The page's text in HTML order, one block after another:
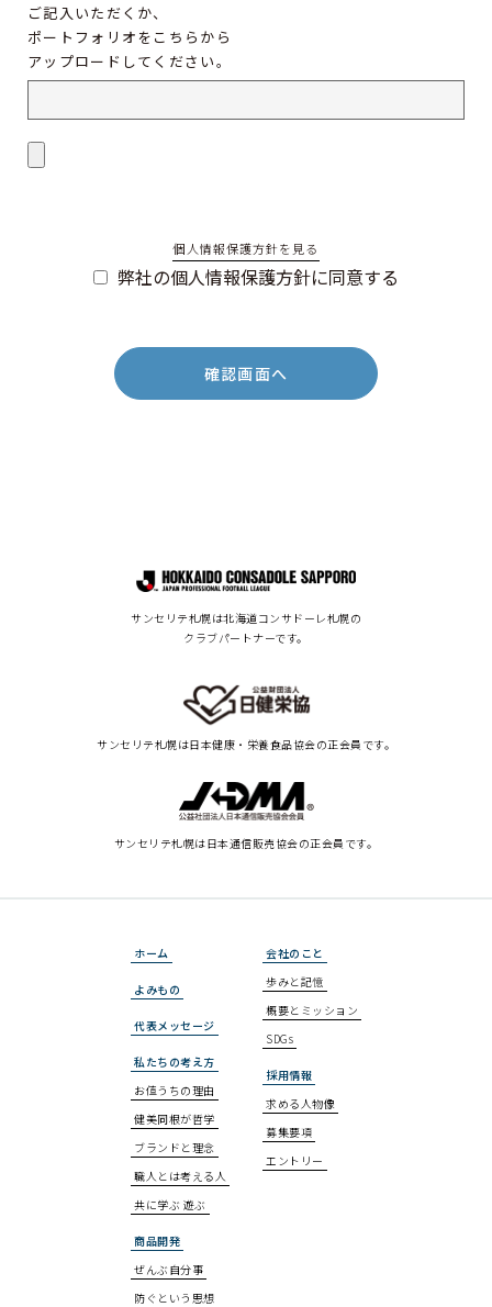
ご記入いただくか、
ポートフォリオをこちらから
アップロードしてください。
個人情報保護方針を見る
弊社の個人情報保護方針に同意する
サンセリテ札幌は北海道コンサドーレ札幌の
クラブパートナーです。
サンセリテ札幌は日本健康・栄養食品協会の正会員です。
サンセリテ札幌は日本通信販売協会の正会員です。
ホーム
よみもの
代表メッセージ
私たちの考え方
お値うちの理由
健美同根が哲学
ブランドと理念
職人とは考える人
共に学ぶ 遊ぶ
商品開発
ぜんぶ自分事
防ぐという思想
会社のこと
歩みと記憶
概要とミッション
SDGs
採用情報
求める人物像
募集要項
エントリー